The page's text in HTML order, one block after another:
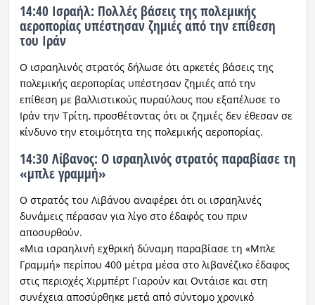
14:40 Ισραήλ: Πολλές βάσεις της πολεμικής
αεροπορίας υπέστησαν ζημιές από την επίθεση
του Ιράν
Ο ισραηλινός στρατός δήλωσε ότι αρκετές βάσεις της
πολεμικής αεροπορίας υπέστησαν ζημιές από την
επίθεση με βαλλιστικούς πυραύλους που εξαπέλυσε το
Ιράν την Τρίτη, προσθέτοντας ότι οι ζημιές δεν έθεσαν σε
κίνδυνο την ετοιμότητα της πολεμικής αεροπορίας.
14:30 Λίβανος: Ο ισραηλινός στρατός παραβίασε τη
«μπλε γραμμή»
Ο στρατός του Λιβάνου αναφέρει ότι οι ισραηλινές
δυνάμεις πέρασαν για λίγο στο έδαφός του πριν
αποσυρθούν.
«Μια ισραηλινή εχθρική δύναμη παραβίασε τη «Μπλε
Γραμμή» περίπου 400 μέτρα μέσα στο λιβανέζικο έδαφος
στις περιοχές Χιρμπέρτ Γιαρούν και Οντάισε και στη
συνέχεια αποσύρθηκε μετά από σύντομο χρονικό